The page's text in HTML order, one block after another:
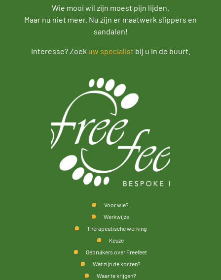
Wie mooi wil zijn moest pijn lijden.
Maar nu niet meer. Nu zijn er maatwerk slippers en
sandalen!
Interesse? Zoek uw specialist bij u in de buurt.
Voor wie?
Werkwijze
Therapeutische werking
Keuze
Gebruikers over Freefeet
Wat zijn de kosten?
Waar te krijgen?